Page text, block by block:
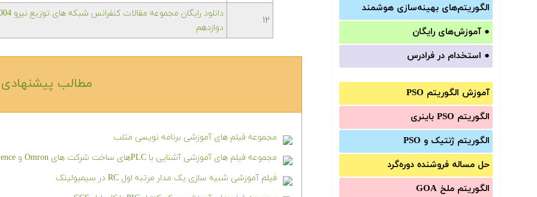
الگوریتم‌های بهینه‌سازی هوشمند
● آموزش‌های رایگان
● استخدام در فرادرس
آموزش الگوریتم PSO
الگوریتم PSO باینری
الگوریتم ژنتیک و PSO
حل مساله فروشنده دوره‌گرد
الگوریتم ملخ GOA
۱۲
دوازدهم
مطالب پیشنهادی‎
مجموعه فیلم های آموزشی برنامه نویسی متلب
مجموعه فیلم های آموزشی آشنایی با PLCهای ساخت شرکت های Omron و Keyence
فیلم آموزشی شبیه سازی یک مدار مرتبه اول RC در سیمیولینک